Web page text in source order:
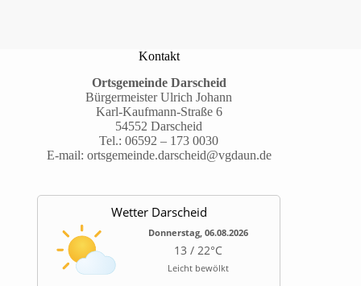
Kontakt
Ortsgemeinde Darscheid
Bürgermeister Ulrich Johann
Karl-Kaufmann-Straße 6
54552 Darscheid
Tel.:06592 – 173 0030
E-mail: ortsgemeinde.darscheid@vgdaun.de
Wetter Darscheid
Donnerstag, 06.08.2026
13 / 22°C
Leicht bewölkt